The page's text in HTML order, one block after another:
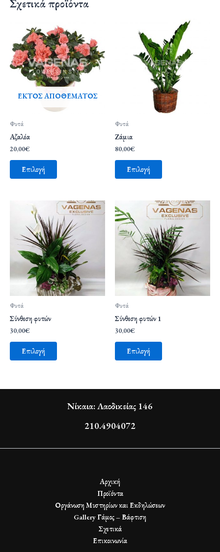
Σχετικά προϊόντα
ΕΚΤΌΣ ΑΠΟΘΈΜΑΤΟΣ
Φυτά
Αζαλέα
20,00€
Επιλογή
Φυτά
Ζάμια
80,00€
Επιλογή
Φυτά
Σύνθεση φυτών
30,00€
Επιλογή
Φυτά
Σύνθεση φυτών 1
30,00€
Επιλογή
Νίκαια: Λαοδικείας 146
210.4904072
Αρχική
Προϊόντα
Οργάνωση Μυστηρίων και Εκδηλώσεων
Gallery Γάμος – Βάφτιση
Σχετικά
Επικοινωνία